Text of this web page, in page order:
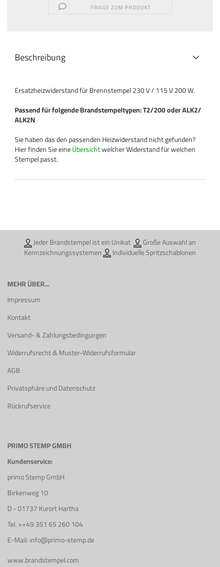
FRAGE ZUM PRODUKT
Beschreibung
Ersatzheizwiderstand für Brennstempel 230 V / 115 V 200 W.
Passend für folgende Brandstempeltypen: T2/200 oder ALK2/
ALK2N
Sie haben das den passenden Heizwiderstand nicht gefunden?
Hier finden Sie eineÜbersichtwelcher Widerstand für welchen
Stempel passt.
Jeder Brandstempel ist ein Unikat Große Auswahl an
Kennzeichnungssystemen Individuelle Spritzschablonen
MEHR ÜBER...
Impressum
Kontakt
Versand- & Zahlungsbedingungen
Widerrufsrecht & Muster-Widerrufsformular
AGB
Privatsphäre und Datenschutz
Rückrufservice
PRIMO STEMP GMBH
Kundenservice:
primo Stemp GmbH
Birkenweg 10
D - 01737 Kurort Hartha
Tel. ++49 351 65 260 104
E-Mail: info@primo-stemp.de
www.brandstempel.com